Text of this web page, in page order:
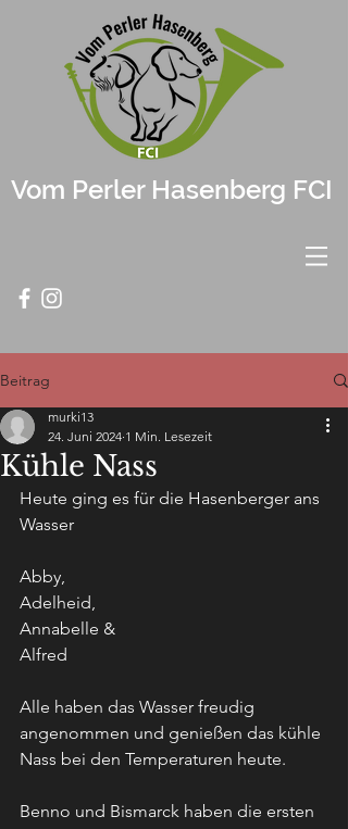
Vom Perler Hasenberg FCI
Beitrag
Kühle Nass
murki13
24. Juni 2024 1 Min. Lesezeit
Heute ging es für die Hasenberger ans
Wasser
Abby,
Adelheid,
Annabelle &
Alfred
Alle haben das Wasser freudig
angenommen und genießen das kühle
Nass bei den Temperaturen heute.
Benno und Bismarck haben die ersten